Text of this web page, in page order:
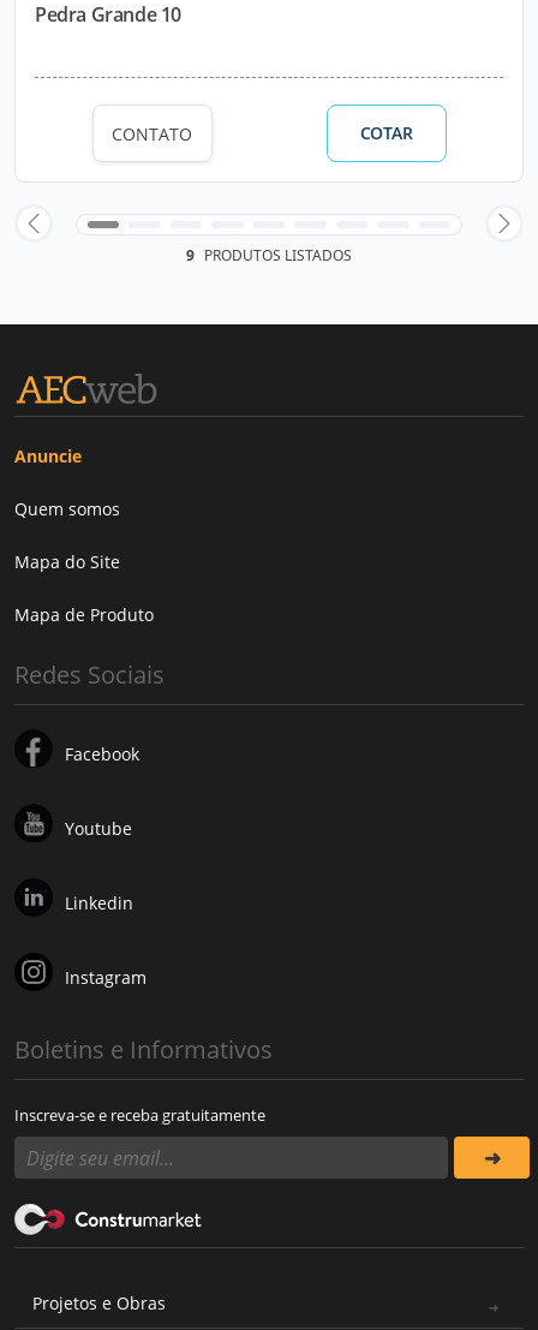
Pedra Grande 10
CONTATO COTAR
9 PRODUTOS LISTADOS
Anuncie
Quem somos
Mapa do Site
Mapa de Produto
Redes Sociais
Facebook
Youtube
Linkedin
Instagram
Boletins e Informativos
Inscreva-se e receba gratuitamente
Projetos e Obras